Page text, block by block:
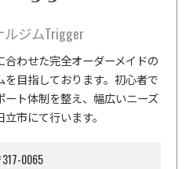
ジムTrigger
わせた完全オーダーメイドの
目指しております。初心者で
ト体制を整え、幅広いニーズ
市にて行います。
0065